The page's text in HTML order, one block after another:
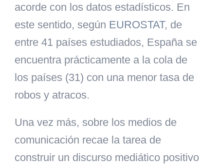
acorde con los datos estadísticos. En
este sentido, según EUROSTAT, de
entre 41 países estudiados, España se
encuentra prácticamente a la cola de
los países (31) con una menor tasa de
robos y atracos.
Una vez más, sobre los medios de
comunicación recae la tarea de
construir un discurso mediático positivo